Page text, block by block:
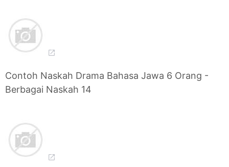
Contoh Naskah Drama Bahasa Jawa 6 Orang -
Berbagai Naskah 14